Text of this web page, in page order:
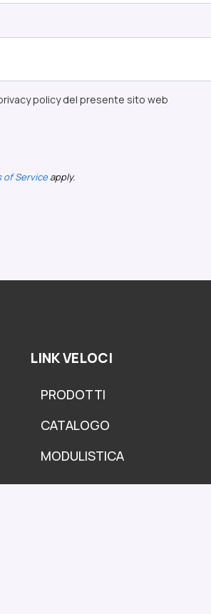
policy del presente sito web
of Service apply.
LINK VELOCI
PRODOTTI
CATALOGO
MODULISTICA